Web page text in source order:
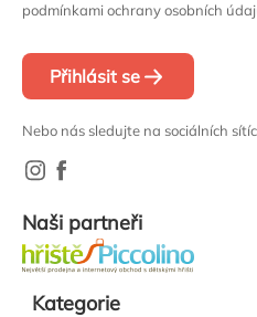
podmínkami ochrany osobních
Přihlásit se
Nebo nás sledujte na sociálních
Naši partneři
Kategorie